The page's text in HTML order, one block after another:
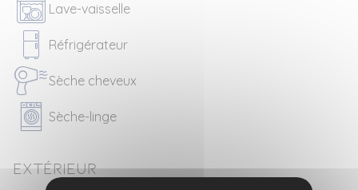
Lave-vaisselle
Réfrigérateur
Sèche cheveux
Sèche-linge
Extérieur